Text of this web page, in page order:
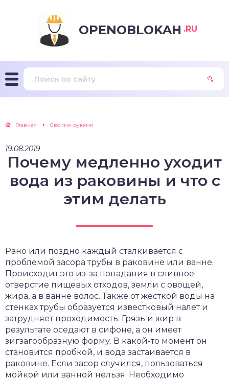
OPENOBLOKAH .RU
Главная Своими руками
19.08.2019
Почему медленно уходит
вода из раковины и что с
этим делать
Рано или поздно каждый сталкивается с
проблемой засора трубы в раковине или ванне.
Происходит это из-за попадания в сливное
отверстие пищевых отходов, земли с овощей,
жира, а в ванне волос. Также от жесткой воды на
стенках трубы образуется известковый налет и
затрудняет проходимость. Грязь и жир в
результате оседают в сифоне, а он имеет
зигзагообразную форму. В какой-то момент он
становится пробкой, и вода застаивается в
раковине. Если засор случился, пользоваться
мойкой или ванной нельзя. Необходимо